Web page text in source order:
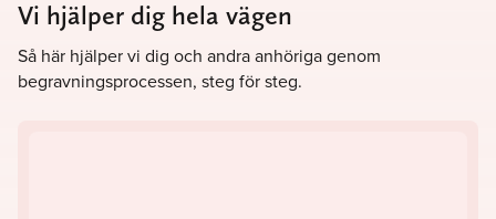
Vi hjälper dig hela vägen
Så här hjälper vi dig och andra anhöriga genom
begravningsprocessen, steg för steg.